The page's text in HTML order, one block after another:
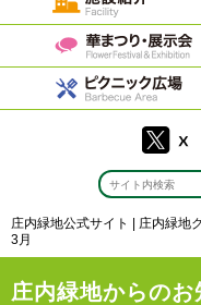
庄内緑地公式サイト | 庄内緑地
3月
庄内緑地からのお